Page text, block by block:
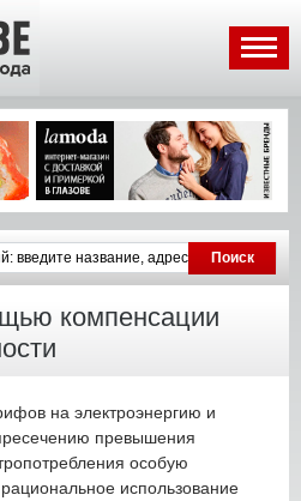
компенсации
на электроэнергию и
превышения
особую
использование